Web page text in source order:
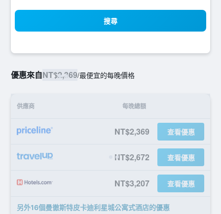
搜尋
優惠來自NT$2,369/最便宜的每晚價格
供應商 每晚總額
NT$2,369 查看優惠
NT$2,672 查看優惠
NT$3,207 查看優惠
另外16個曼徹斯特皮卡迪利星城公寓式酒店​的優惠